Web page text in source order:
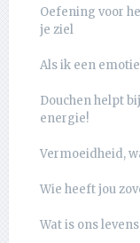
Oefening voor
je ziel
Als ik een
Douchen helpt
energie!
Vermoeidheid,
Wie heeft jou
Wat is ons